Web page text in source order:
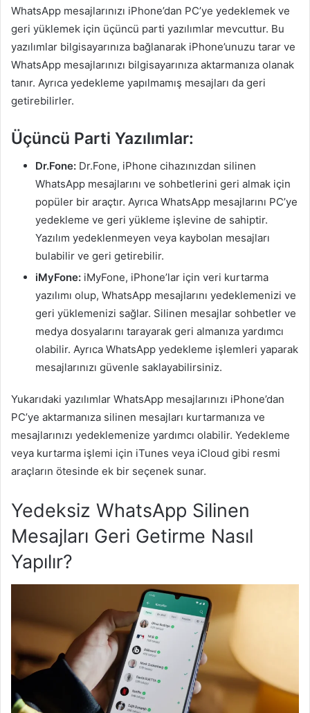
WhatsApp mesajlarınızı iPhone’dan PC’ye yedeklemek ve
geri yüklemek için üçüncü parti yazılımlar mevcuttur. Bu
yazılımlar bilgisayarınıza bağlanarak iPhone’unuzu tarar ve
WhatsApp mesajlarınızı bilgisayarınıza aktarmanıza olanak
tanır. Ayrıca yedekleme yapılmamış mesajları da geri
getirebilirler.
Üçüncü Parti Yazılımlar:
Dr.Fone: Dr.Fone, iPhone cihazınızdan silinen
WhatsApp mesajlarını ve sohbetlerini geri almak için
popüler bir araçtır. Ayrıca WhatsApp mesajlarını PC’ye
yedekleme ve geri yükleme işlevine de sahiptir.
Yazılım yedeklenmeyen veya kaybolan mesajları
bulabilir ve geri getirebilir.
iMyFone: iMyFone, iPhone’lar için veri kurtarma
yazılımı olup, WhatsApp mesajlarını yedeklemenizi ve
geri yüklemenizi sağlar. Silinen mesajlar sohbetler ve
medya dosyalarını tarayarak geri almanıza yardımcı
olabilir. Ayrıca WhatsApp yedekleme işlemleri yaparak
mesajlarınızı güvenle saklayabilirsiniz.
Yukarıdaki yazılımlar WhatsApp mesajlarınızı iPhone’dan
PC’ye aktarmanıza silinen mesajları kurtarmanıza ve
mesajlarınızı yedeklemenize yardımcı olabilir. Yedekleme
veya kurtarma işlemi için iTunes veya iCloud gibi resmi
araçların ötesinde ek bir seçenek sunar.
Yedeksiz WhatsApp Silinen
Mesajları Geri Getirme Nasıl
Yapılır?